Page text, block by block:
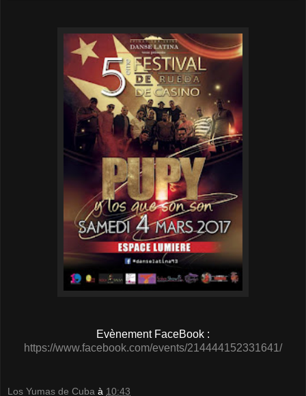
Evènement FaceBook :
https://www.facebook.com/events/214444152331641/
Los Yumas de Cuba à 10:43